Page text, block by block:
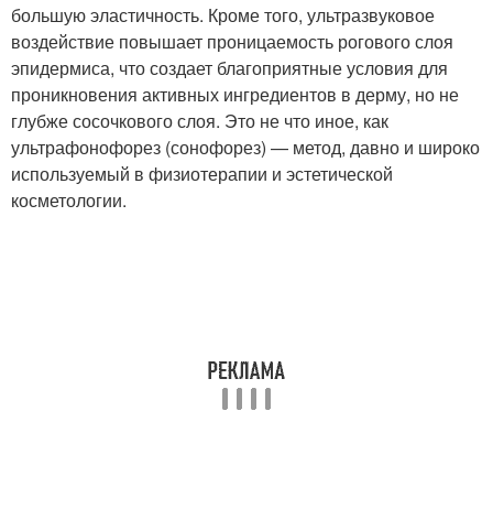
большую эластичность. Кроме того, ультразвуковое
воздействие повышает проницаемость рогового слоя
эпидермиса, что создает благоприятные условия для
проникновения активных ингредиентов в дерму, но не
глубже сосочкового слоя. Это не что иное, как
ультрафонофорез (сонофорез) — метод, давно и широко
используемый в физиотерапии и эстетической
косметологии.